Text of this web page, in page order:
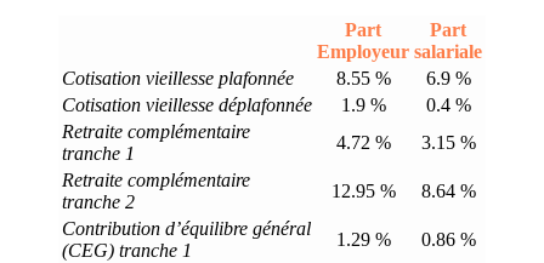
Part
Employeur
Part
salariale
Cotisation vieillesse plafonnée
8.55 %
6.9 %
Cotisation vieillesse déplafonnée
1.9 %
0.4 %
Retraite complémentaire
tranche 1
4.72 %
3.15 %
Retraite complémentaire
tranche 2
12.95 %
8.64 %
Contribution d’équilibre général
(CEG) tranche 1
1.29 %
0.86 %